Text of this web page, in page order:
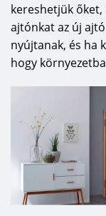
kereshetjük
ajtónkat az új
nyújtanak, és ha
hogy